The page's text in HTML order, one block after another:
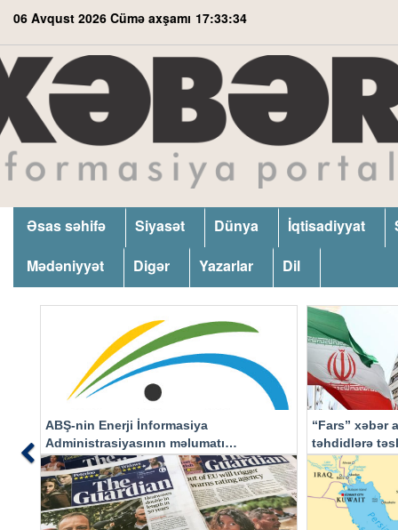
06 Avqust 2026 Cümə axşamı 17:33:35
Əsas səhifə Siyasət Dünya İqtisadiyyat
Mədəniyyət
Digər Yazarlar Dil
ABŞ-nin Enerji İnformasiya
Administrasiyasının məlumatı
əsasında…
“Fars” xəbər
təhdidlərə
Previous